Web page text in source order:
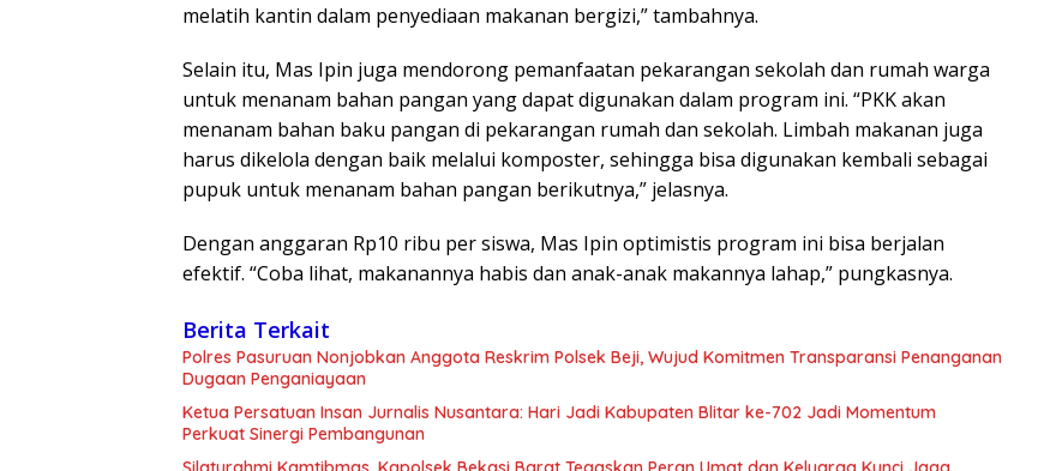
melatih kantin dalam penyediaan makanan bergizi,” tambahnya.
Selain itu, Mas Ipin juga mendorong pemanfaatan pekarangan sekolah dan rumah warga
untuk menanam bahan pangan yang dapat digunakan dalam program ini. “PKK akan
menanam bahan baku pangan di pekarangan rumah dan sekolah. Limbah makanan juga
harus dikelola dengan baik melalui komposter, sehingga bisa digunakan kembali sebagai
pupuk untuk menanam bahan pangan berikutnya,” jelasnya.
Dengan anggaran Rp10 ribu per siswa, Mas Ipin optimistis program ini bisa berjalan
efektif. “Coba lihat, makanannya habis dan anak-anak makannya lahap,” pungkasnya.
Berita Terkait
Polres Pasuruan Nonjobkan Anggota Reskrim Polsek Beji, Wujud Komitmen Transparansi Penanganan
Dugaan Penganiayaan
Ketua Persatuan Insan Jurnalis Nusantara: Hari Jadi Kabupaten Blitar ke-702 Jadi Momentum
Perkuat Sinergi Pembangunan